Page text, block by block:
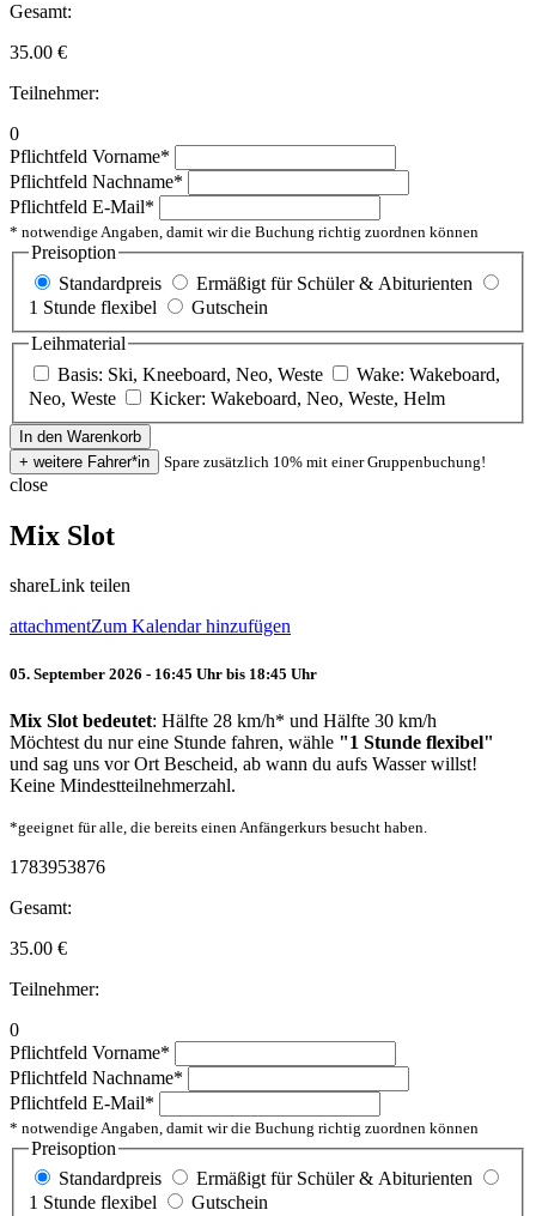
Gesamt:
35.00 €
Teilnehmer:
0
Pflichtfeld Vorname*
Pflichtfeld Nachname*
Pflichtfeld E-Mail*
* notwendige Angaben, damit wir die Buchung richtig zuordnen können
Preisoption
Standardpreis
Ermäßigt für Schüler & Abiturienten
1 Stunde flexibel
Gutschein
Leihmaterial
Basis: Ski, Kneeboard, Neo, Weste
Wake: Wakeboard,
Neo, Weste
Kicker: Wakeboard, Neo, Weste, Helm
Spare zusätzlich 10% mit einer Gruppenbuchung!
close
Mix Slot
shareLink teilen
attachmentZum Kalendar hinzufügen
05. September 2026 - 16:45 Uhr bis 18:45 Uhr
Mix Slot bedeutet: Hälfte 28 km/h* und Hälfte 30 km/h
Möchtest du nur eine Stunde fahren, wähle "1 Stunde flexibel"
und sag uns vor Ort Bescheid, ab wann du aufs Wasser willst!
Keine Mindestteilnehmerzahl.
*geeignet für alle, die bereits einen Anfängerkurs besucht haben.
1783953876
Gesamt:
35.00 €
Teilnehmer:
0
Pflichtfeld Vorname*
Pflichtfeld Nachname*
Pflichtfeld E-Mail*
* notwendige Angaben, damit wir die Buchung richtig zuordnen können
Preisoption
Standardpreis
Ermäßigt für Schüler & Abiturienten
1 Stunde flexibel
Gutschein